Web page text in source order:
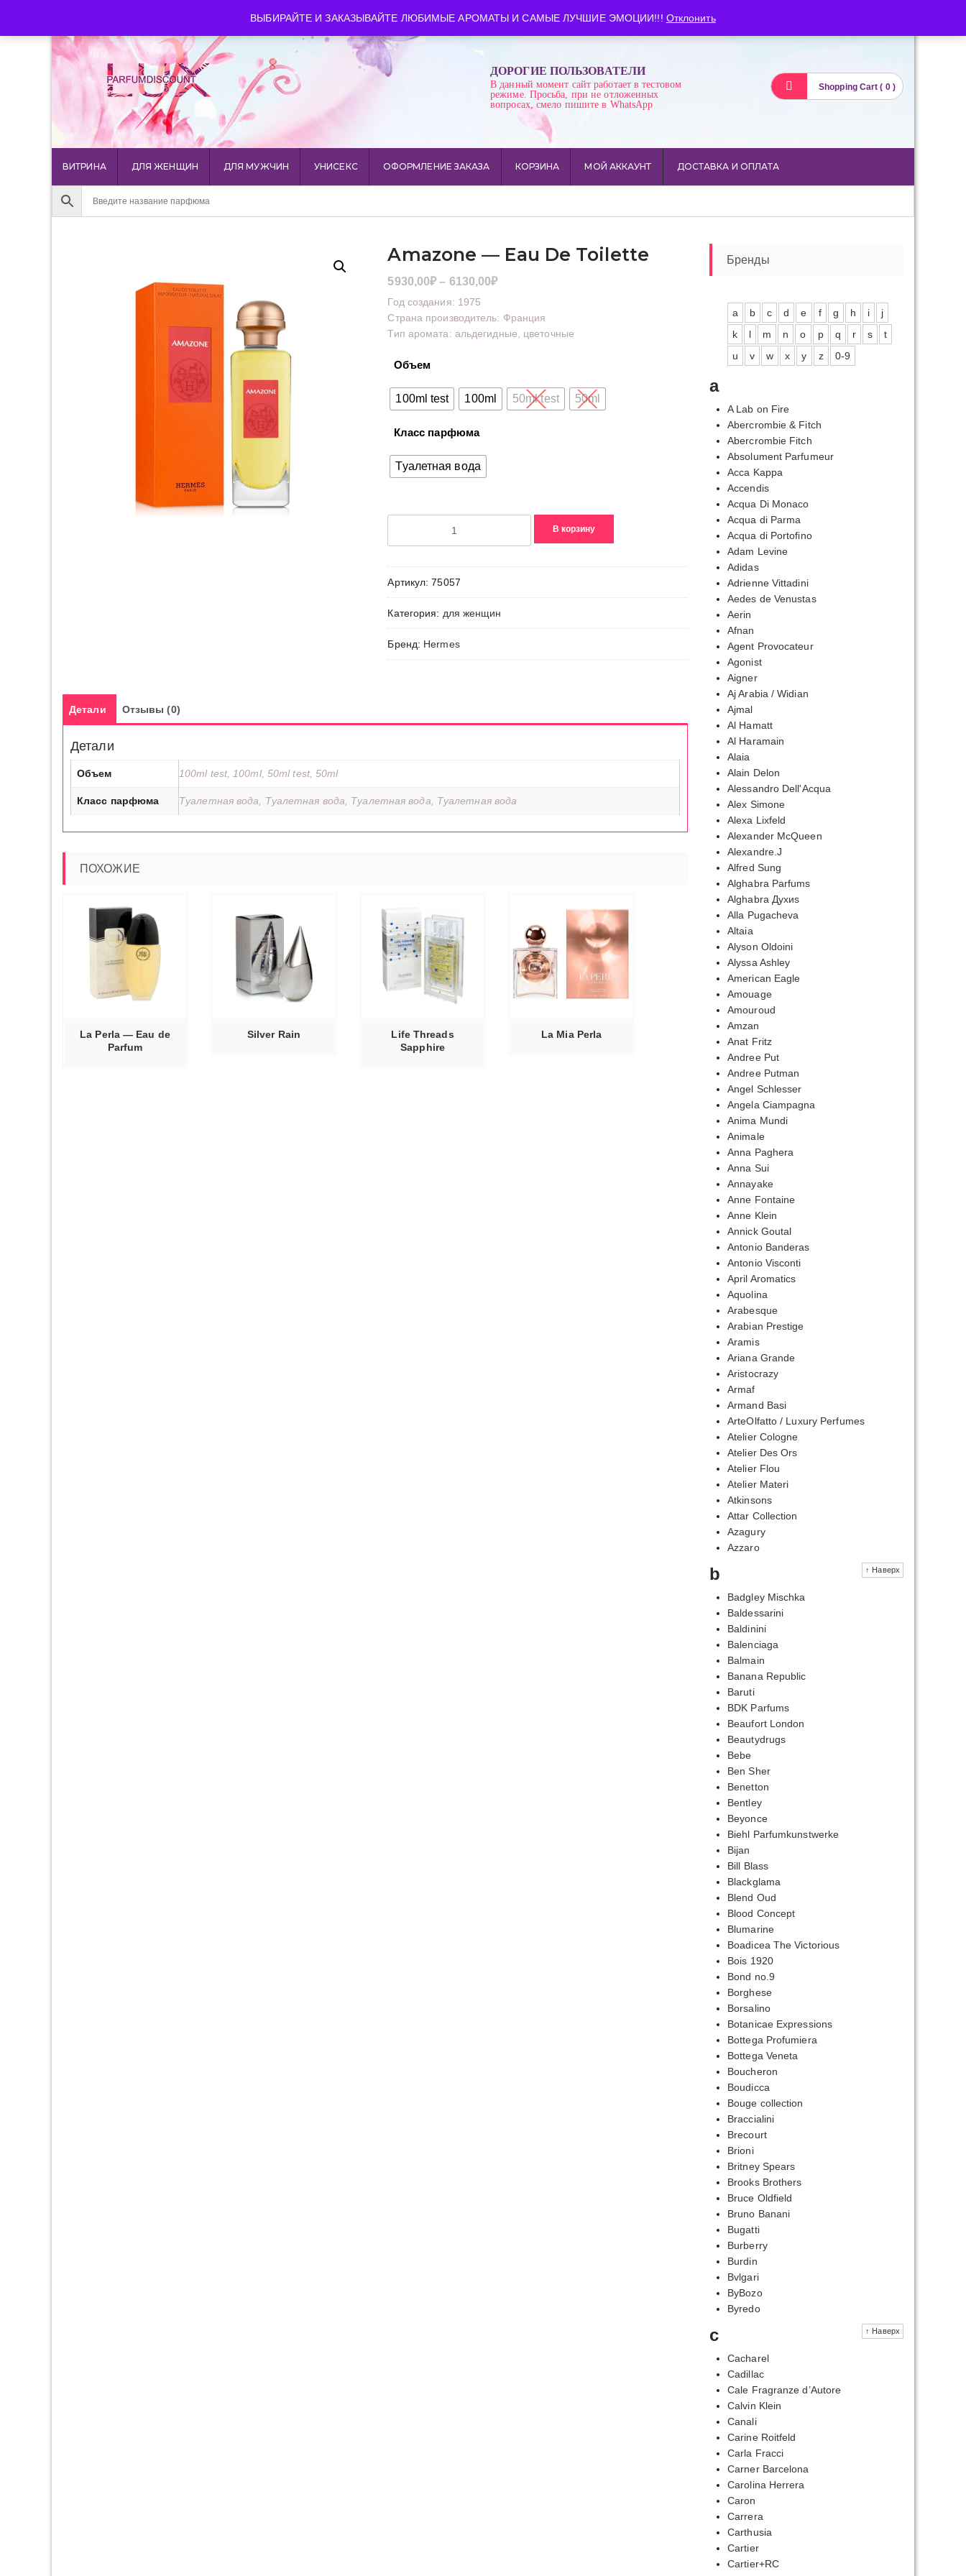
ВЫБИРАЙТЕ И ЗАКАЗЫВАЙТЕ ЛЮБИМЫЕ АРОМАТЫ И САМЫЕ ЛУЧШИЕ ЭМОЦИИ!!! Отклонить
+7 903 544 11 18 г. Москва Время работы: пн-сб 10:00-21:00
ДОРОГИЕ ПОЛЬЗОВАТЕЛИ
В данный момент сайт работает в тестовом
режиме. Просьба, при не отложенных
вопросах, смело пишите в WhatsApp
Shopping Cart ( 0 )
ВИТРИНА ДЛЯ ЖЕНЩИН ДЛЯ МУЖЧИН УНИСЕКС ОФОРМЛЕНИЕ ЗАКАЗА КОРЗИНА МОЙ АККАУНТ ДОСТАВКА И ОПЛАТА
Amazone — Eau De Toilette
5930,00₽ – 6130,00₽Диапазон
5930,00₽
–
Год создания: 1975
Страна производитель: Франция
Тип аромата: альдегидные, цветочные
Объем
100ml test 100ml 50ml test 50ml
Класс парфюма
Туалетная вода
-
Eau
de
Toilette
В корзину
Артикул:75057
Категория: для женщин
Бренд: Hermes
Детали Отзывы (0)
Детали
Объем 100ml test, 100ml, 50ml test, 50ml
Класс парфюма Туалетная вода, Туалетная вода, Туалетная вода, Туалетная вода
ПОХОЖИЕ
La Perla — Eau de
Parfum
ЧИТАТЬ ДАЛЕЕ
Silver Rain
ЧИТАТЬ ДАЛЕЕ
Life Threads
Sapphire
ЧИТАТЬ ДАЛЕЕ
La Mia Perla
Бренды
a b c d e f g h i
j
k
l m n o p q r s
t
u
v w x y z 0-9
a
A Lab on Fire
Abercrombie & Fitch
Abercrombie Fitch
Absolument Parfumeur
Acca Kappa
Accendis
Acqua Di Monaco
Acqua di Parma
Acqua di Portofino
Adam Levine
Adidas
Adrienne Vittadini
Aedes de Venustas
Aerin
Afnan
Agent Provocateur
Agonist
Aigner
Aj Arabia / Widian
Ajmal
Al Hamatt
Al Haramain
Alaia
Alain Delon
Alessandro Dell'Acqua
Alex Simone
Alexa Lixfeld
Alexander McQueen
Alexandre.J
Alfred Sung
Alghabra Parfums
Alghabra Духиs
Alla Pugacheva
Altaia
Alyson Oldoini
Alyssa Ashley
American Eagle
Amouage
Amouroud
Amzan
Anat Fritz
Andree Put
Andree Putman
Angel Schlesser
Angela Ciampagna
Anima Mundi
Animale
Anna Paghera
Anna Sui
Annayake
Anne Fontaine
Anne Klein
Annick Goutal
Antonio Banderas
Antonio Visconti
April Aromatics
Aquolina
Arabesque
Arabian Prestige
Aramis
Ariana Grande
Aristocrazy
Armaf
Armand Basi
ArteOlfatto / Luxury Perfumes
Atelier Cologne
Atelier Des Ors
Atelier Flou
Atelier Materi
Atkinsons
Attar Collection
Azagury
Azzaro
↑ Наверх
b
Badgley Mischka
Baldessarini
Baldinini
Balenciaga
Balmain
Banana Republic
Baruti
BDK Parfums
Beaufort London
Beautydrugs
Bebe
Ben Sher
Benetton
Bentley
Beyonce
Biehl Parfumkunstwerke
Bijan
Bill Blass
Blackglama
Blend Oud
Blood Concept
Blumarine
Boadicea The Victorious
Bois 1920
Bond no.9
Borghese
Borsalino
Botanicae Expressions
Bottega Profumiera
Bottega Veneta
Boucheron
Boudicca
Bouge collection
Braccialini
Brecourt
Brioni
Britney Spears
Brooks Brothers
Bruce Oldfield
Bruno Banani
Bugatti
Burberry
Burdin
Bvlgari
ByBozo
Byredo
↑ Наверх
c
Cacharel
Cadillac
Cale Fragranze d’Autore
Calvin Klein
Canali
Carine Roitfeld
Carla Fracci
Carner Barcelona
Carolina Herrera
Caron
Carrera
Carthusia
Cartier
Cartier+RC